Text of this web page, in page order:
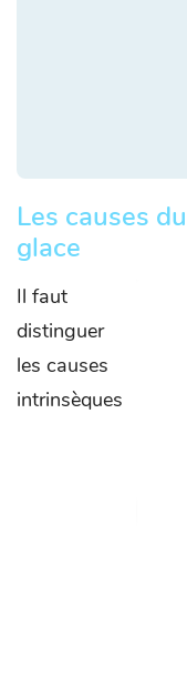
Les causes
glace
Il faut
distinguer
les causes
intrinsèques